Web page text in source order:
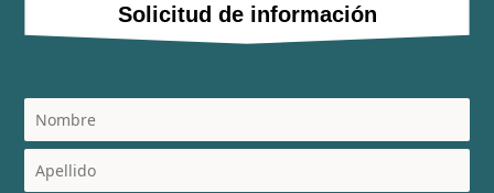
Solicitud de información